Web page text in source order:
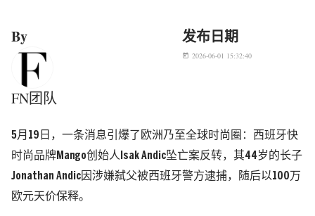
By
FN团队
发布日期
today 2026-06-01 15:32:40
5月19日，一条消息引爆了欧洲乃至全球时尚圈： 西班牙快
时尚品牌Mango创始人 Isak Andic坠亡案反转，其44岁的长子
Jonathan Andic因涉嫌弑父被西班牙警方逮捕，随后以100万
欧元天价保释。